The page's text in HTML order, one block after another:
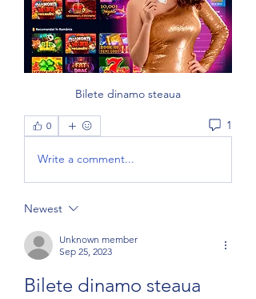
Bilete dinamo steaua
0 1
Write a comment...
Newest
Unknown member
Sep 25, 2023
Bilete dinamo steaua